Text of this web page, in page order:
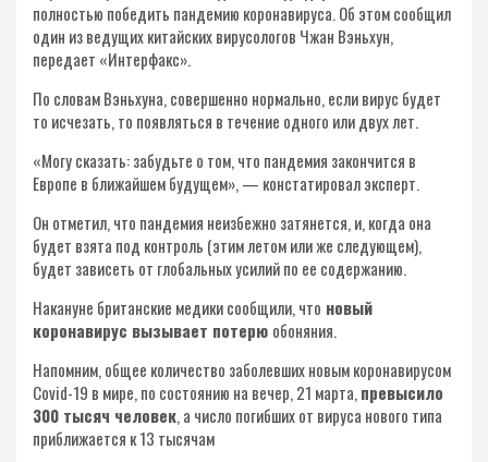
полностью победить пандемию коронавируса. Об этом сообщил
один из ведущих китайских вирусологов Чжан Вэньхун,
передает «Интерфакс».
По словам Вэньхуна, совершенно нормально, если вирус будет
то исчезать, то появляться в течение одного или двух лет.
«Могу сказать: забудьте о том, что пандемия закончится в
Европе в ближайшем будущем», — констатировал эксперт.
Он отметил, что пандемия неизбежно затянется, и, когда она
будет взята под контроль (этим летом или же следующем),
будет зависеть от глобальных усилий по ее содержанию.
Накануне британские медики сообщили, что новый
коронавирус вызывает потерю обоняния.
Напомним, общее количество заболевших новым коронавирусом
Сovid-19 в мире, по состоянию на вечер, 21 марта, превысило
300 тысяч человек, а число погибших от вируса нового типа
приближается к 13 тысячам